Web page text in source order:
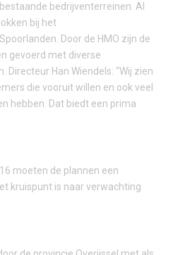
bedrijventerreinen. Al
bij het
Door de HMO zijn de
gevoerd met diverse
Directeur Han Wiendels: “Wij zien
die vooruit willen en ook veel
hebben. Dat biedt een prima
moeten de plannen een
kruispunt is naar verwachting